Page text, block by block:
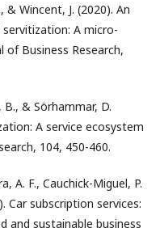
& Wincent, J. (2020). An
A micro-
of Business Research,
B., & Sörhammar, D.
A service ecosystem
104, 450-460.
A. F., Cauchick-Miguel, P.
Car subscription services:
and sustainable business